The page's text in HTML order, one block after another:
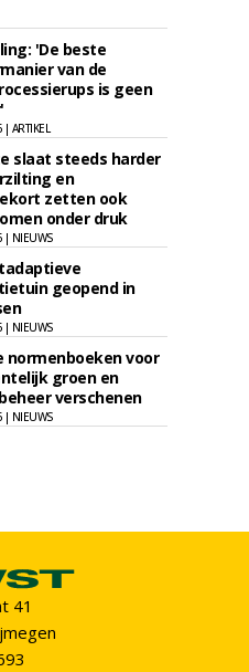
'De beste
van de
is geen
ARTIKEL
slaat steeds harder
en
zetten ook
onder druk
| NIEUWS
geopend in
| NIEUWS
normenboeken voor
groen en
verschenen
| NIEUWS
41